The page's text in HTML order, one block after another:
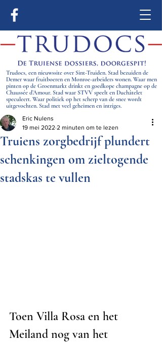
Trudocs, een nieuwssite over Sint-Truiden. Stad bezuiden de
Demer waar fruitboeren en Monroe-arbeiders wonen. Waar men
pinten op de Groenmarkt drinkt en goedkope champagne op de
Chaussée d’Amour. Stad waar STVV speelt en Duchâtelet
speculeert. Waar politiek op het scherp van de snee wordt
uitgevochten. Stad met veel geheimen en intriges.
Truiens zorgbedrijf plundert
schenkingen om zieltogende
stadskas te vullen
Eric Nulens
19 mei 2022 2 minuten om te lezen
Toen Villa Rosa en het
Meiland nog van het